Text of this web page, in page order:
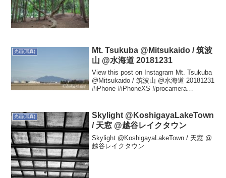
光画(写真)
Mt. Tsukuba @Mitsukaido / 筑波
山 @水海道 20181231
View this post on Instagram Mt. Tsukuba
@Mitsukaido / 筑波山 @水海道 20181231
#iPhone #iPhoneXS #procamera
光画(写真)
Skylight @KoshigayaLakeTown
/ 天窓 @越谷レイクタウン
Skylight @KoshigayaLakeTown / 天窓 @
越谷レイクタウン